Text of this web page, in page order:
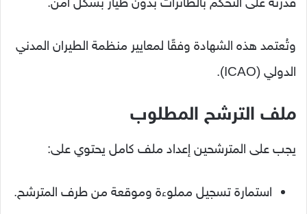
وتُعتمد هذه الشهادة وفقًا لمعايير منظمة الطيران المدني
الدولي (ICAO).
ملف الترشح المطلوب
يجب على المترشحين إعداد ملف كامل يحتوي على:
استمارة تسجيل مملوءة وموقعة من طرف المترشح.